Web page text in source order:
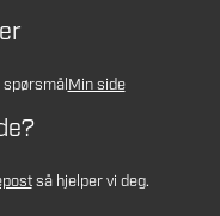
Min side
så hjelper vi deg.